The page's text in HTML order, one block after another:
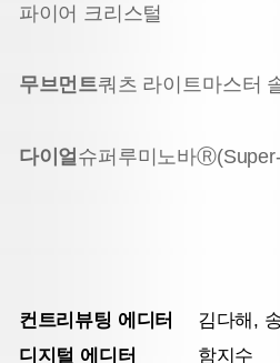
파이어 크리스털
무브먼트쿼츠 라이트마스터
다이얼 슈퍼루미노바
컨트리뷰팅 에디터
김다해,
디지털 에디터
함지수